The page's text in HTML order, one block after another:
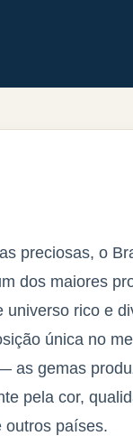
preciosas, o
dos maiores
universo rico e
única no
as gemas
pela cor,
outros países.